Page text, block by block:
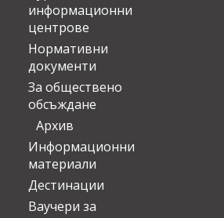
информационни
центрове
Нормативни
документи
За обществено
обсъждане
Архив
Информационни
материали
Дестинации
Ваучери за